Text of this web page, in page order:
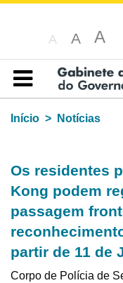
A A A
Índice
Início
Notícias
Os residentes
Kong podem
passagem
partir de 11 de
Corpo de Polícia de